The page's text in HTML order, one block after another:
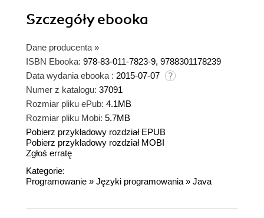
Szczegółyebooka
Dane producenta »
ISBN Ebooka: 978-83-011-7823-9, 9788301178239
Data wydania ebooka : 2015-07-07
Numer z katalogu: 37091
Rozmiar pliku ePub: 4.1MB
Rozmiar pliku Mobi: 5.7MB
Pobierz przykładowy rozdział EPUB
Pobierz przykładowy rozdział MOBI
Zgłoś erratę
Kategorie:
Programowanie » Języki programowania » Java